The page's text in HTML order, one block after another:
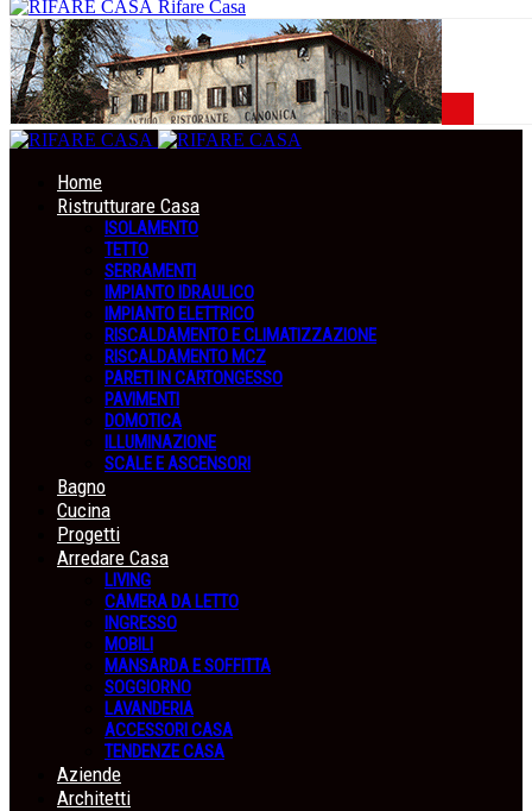
Rifare Casa
Home
Ristrutturare Casa
ISOLAMENTO
TETTO
SERRAMENTI
IMPIANTO IDRAULICO
IMPIANTO ELETTRICO
RISCALDAMENTO E CLIMATIZZAZIONE
RISCALDAMENTO MCZ
PARETI IN CARTONGESSO
PAVIMENTI
DOMOTICA
ILLUMINAZIONE
SCALE E ASCENSORI
Bagno
Cucina
Progetti
Arredare Casa
LIVING
CAMERA DA LETTO
INGRESSO
MOBILI
MANSARDA E SOFFITTA
SOGGIORNO
LAVANDERIA
ACCESSORI CASA
TENDENZE CASA
Aziende
Architetti